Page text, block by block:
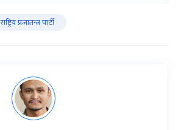
राष्ट्रिय प्रजातन्त्र पार्टी